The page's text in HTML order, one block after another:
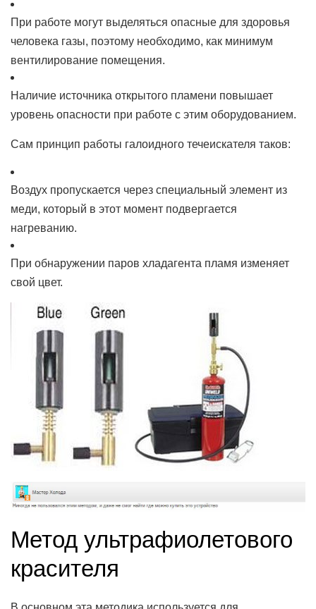
При работе могут выделяться опасные для здоровья
человека газы, поэтому необходимо, как минимум
вентилирование помещения.
Наличие источника открытого пламени повышает
уровень опасности при работе с этим оборудованием.
Сам принцип работы галоидного течеискателя таков:
Воздух пропускается через специальный элемент из
меди, который в этот момент подвергается
нагреванию.
При обнаружении паров хладагента пламя изменяет
свой цвет.
Метод ультрафиолетового
красителя